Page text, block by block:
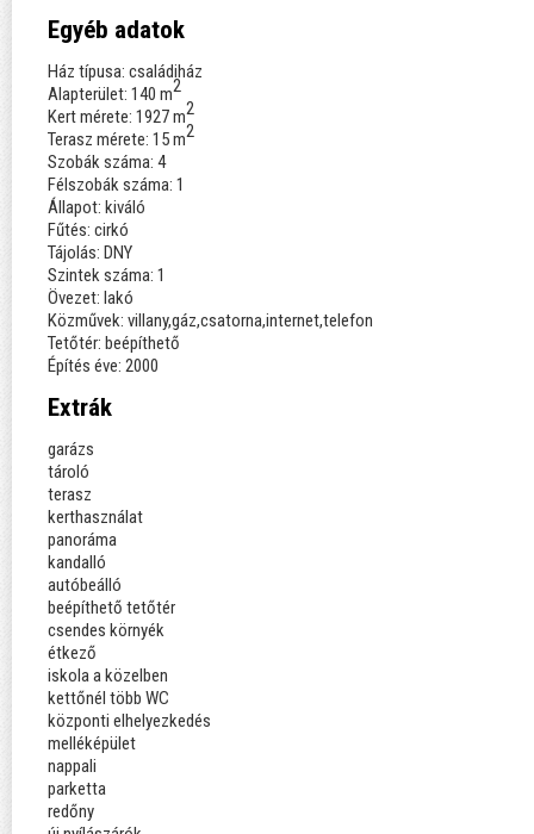
Egyéb adatok
Ház típusa: családiház
Alapterület: 140 m2
Kert mérete: 1927 m2
Terasz mérete: 15 m2
Szobák száma: 4
Félszobák száma: 1
Állapot: kiváló
Fűtés: cirkó
Tájolás: DNY
Szintek száma: 1
Övezet: lakó
Közművek: villany,gáz,csatorna,internet,telefon
Tetőtér: beépíthető
Építés éve: 2000
Extrák
garázs
tároló
terasz
kerthasználat
panoráma
kandalló
autóbeálló
beépíthető tetőtér
csendes környék
étkező
iskola a közelben
kettőnél több WC
központi elhelyezkedés
melléképület
nappali
parketta
redőny